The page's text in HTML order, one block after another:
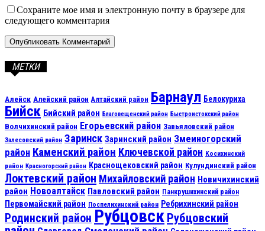
Сохраните мое имя и электронную почту в браузере для
следующего комментария
МЕТКИ
Алейск Алейский район Алтайский район Барнаул Белокуриха
Бийск Бийский район Благовещенский район Быстроистокский район
Волчихинский район Егорьевский район Завьяловский район
Залесовский район Заринск Заринский район Змеиногорский
район Каменский район Ключевской район Косихинский
район Красногорский район Краснощековский район Кулундинский район
Локтевский район Михайловский район Новичихинский
район Новоалтайск Павловский район Панкрушихинский район
Первомайский район Поспелихинский район Ребрихинский район
Родинский район Рубцовск Рубцовский